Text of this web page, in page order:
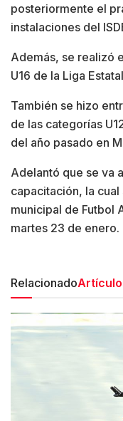
posteriormente el
instalaciones del
Además, se realizó
U16 de la Liga
También se hizo
de las categorías
del año pasado en
Adelantó que se va
capacitación, la
municipal de Futbol
martes 23 de enero.
Relacionado